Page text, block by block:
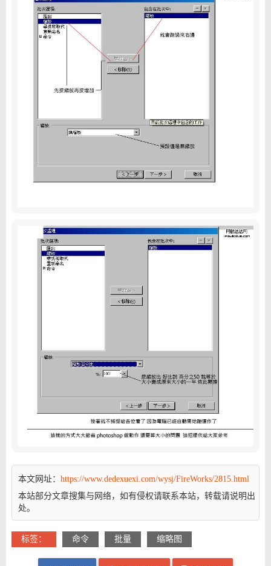
本文网址： https://www.dedexuexi.com/wysj/FireWorks/2815.html
本站部分文章搜集与网络，如有侵权请联系本站，转载请说明出
处。
标签： 命令 批量 缩略图